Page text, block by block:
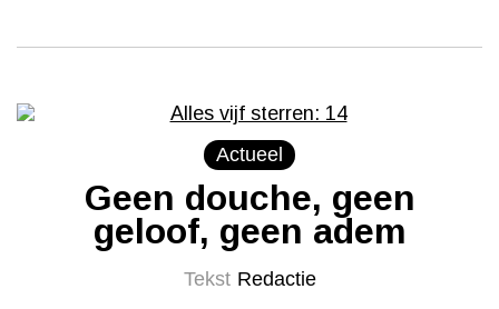
Actueel
Geen douche, geen
geloof, geen adem
Tekst Redactie